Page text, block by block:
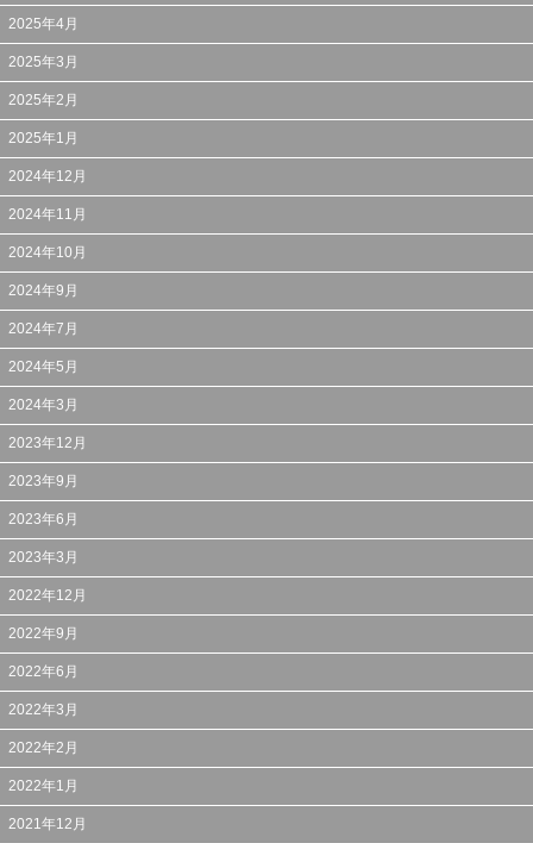
2025年4月
2025年3月
2025年2月
2025年1月
2024年12月
2024年11月
2024年10月
2024年9月
2024年7月
2024年5月
2024年3月
2023年12月
2023年9月
2023年6月
2023年3月
2022年12月
2022年9月
2022年6月
2022年3月
2022年2月
2022年1月
2021年12月